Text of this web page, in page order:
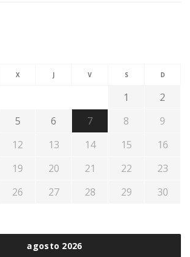
agosto 2026
X J V S D
1
2
5 6 7 8
9
12 13 14 15
16
19 20 21 22
23
26 27 28 29
30